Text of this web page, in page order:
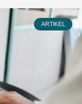
di
layanan
rumah
di
ARTIKEL